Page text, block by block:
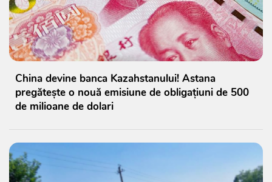
China devine banca Kazahstanului! Astana
pregătește o nouă emisiune de obligațiuni de 500
de milioane de dolari